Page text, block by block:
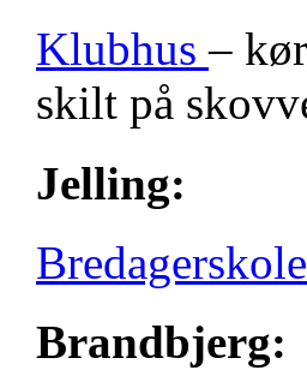
Klubhus–
skilt på
Jelling:
Brandbjerg: